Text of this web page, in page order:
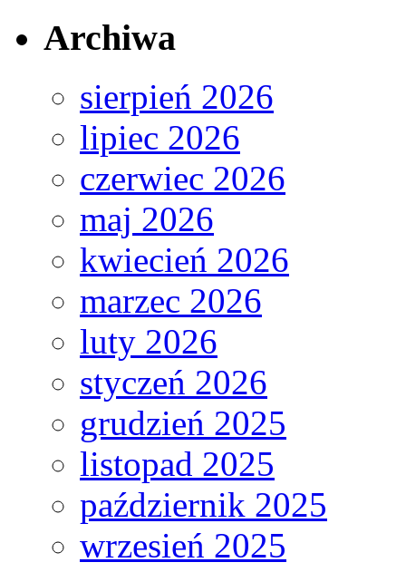
Archiwa
sierpień 2026
lipiec 2026
czerwiec 2026
maj 2026
kwiecień 2026
marzec 2026
luty 2026
styczeń 2026
grudzień 2025
listopad 2025
październik 2025
wrzesień 2025